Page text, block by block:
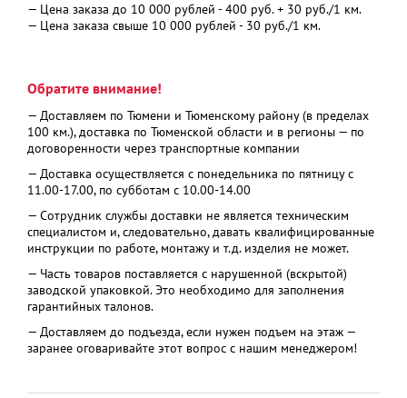
— Цена заказа до 10 000 рублей - 400 руб. + 30 руб./1 км.
— Цена заказа свыше 10 000 рублей - 30 руб./1 км.
Обратите внимание!
— Доставляем по Тюмени и Тюменскому району (в пределах
100 км.), доставка по Тюменской области и в регионы — по
договоренности через транспортные компании
— Доставка осуществляется с понедельника по пятницу с
11.00-17.00, по субботам с 10.00-14.00
— Сотрудник службы доставки не является техническим
специалистом и, следовательно, давать квалифицированные
инструкции по работе, монтажу и т.д. изделия не может.
— Часть товаров поставляется с нарушенной (вскрытой)
заводской упаковкой. Это необходимо для заполнения
гарантийных талонов.
— Доставляем до подъезда, если нужен подъем на этаж —
заранее оговаривайте этот вопрос с нашим менеджером!